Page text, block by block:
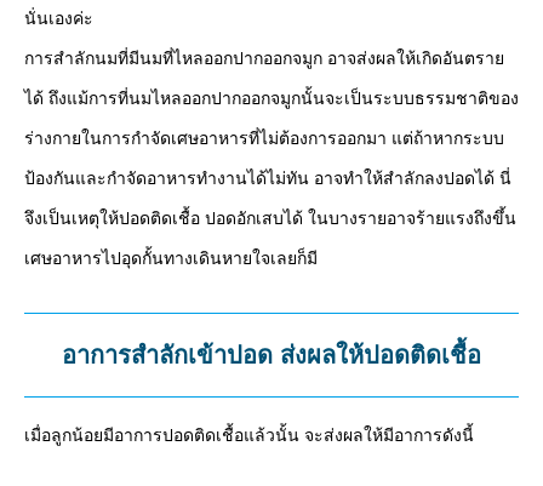
นั่นเองค่ะ
การสำลักนมที่มีนมที่ไหลออกปากออกจมูก อาจส่งผลให้เกิดอันตราย
ได้ ถึงแม้การที่นมไหลออกปากออกจมูกนั้นจะเป็นระบบธรรมชาติของ
ร่างกายในการกำจัดเศษอาหารที่ไม่ต้องการออกมา แต่ถ้าหากระบบ
ป้องกันและกำจัดอาหารทำงานได้ไม่ทัน อาจทำให้สำลักลงปอดได้ นี่
จึงเป็นเหตุให้ปอดติดเชื้อ ปอดอักเสบได้ ในบางรายอาจร้ายแรงถึงขึ้น
เศษอาหารไปอุดกั้นทางเดินหายใจเลยก็มี
อาการสำลักเข้าปอด ส่งผลให้ปอดติดเชื้อ
เมื่อลูกน้อยมีอาการปอดติดเชื้อแล้วนั้น จะส่งผลให้มีอาการดังนี้